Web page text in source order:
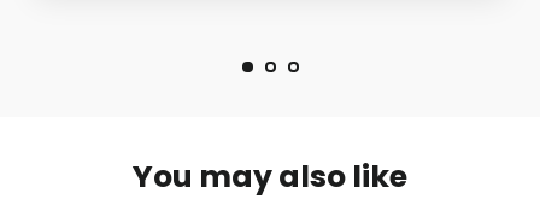
You may also like